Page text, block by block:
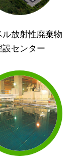
ル放射性廃棄物
設センター